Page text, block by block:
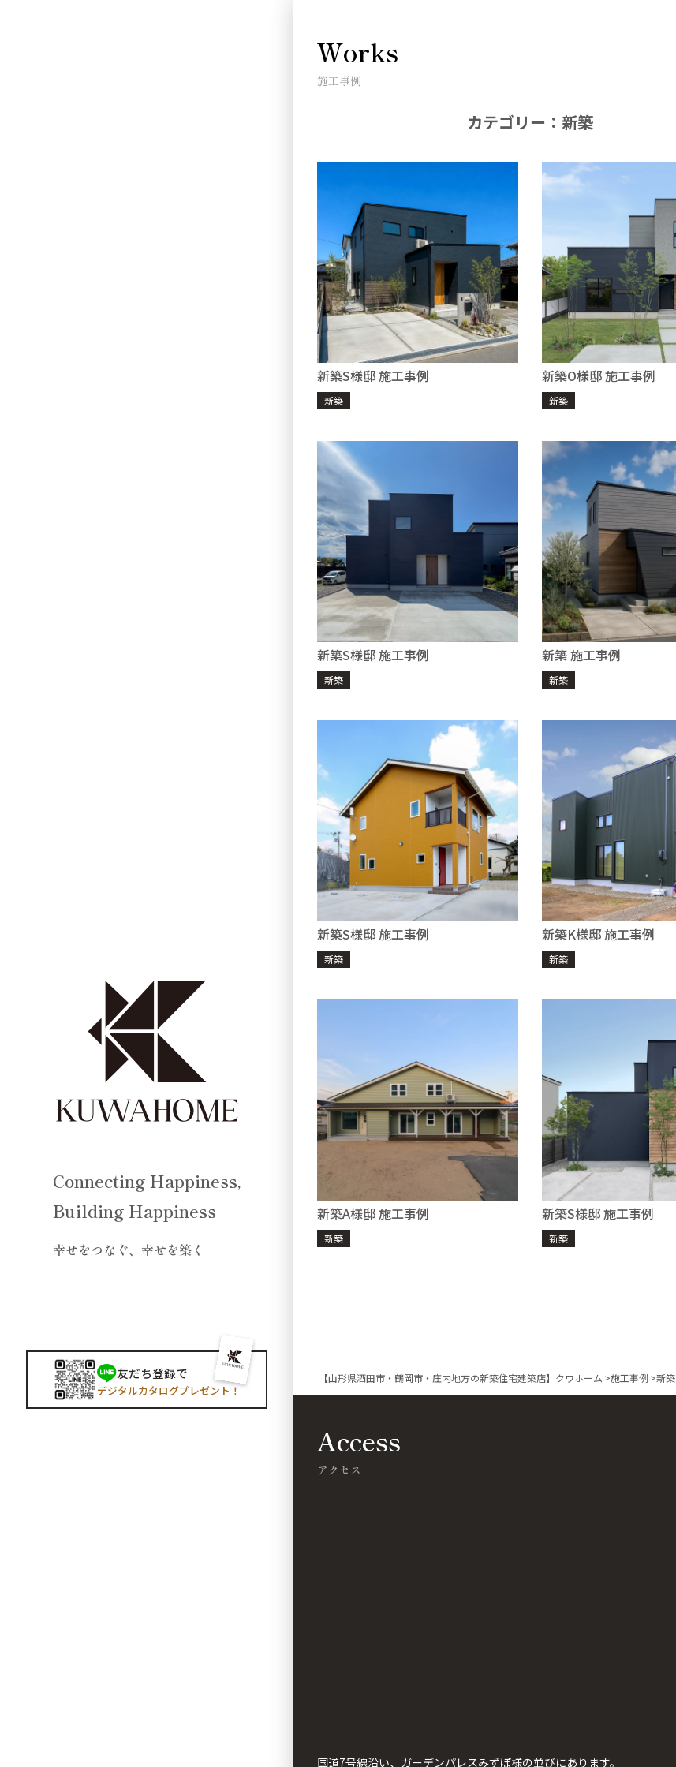
Connecting Happiness,
Building Happiness
幸せをつなぐ、幸せを築く
友だち登録で
デジタルカタログプレゼント！
Works
施工事例
カテゴリー：新築
新築S様邸 施工事例
新築
新築O様邸 施工事例
新築
新築S様邸 施工事例
新築
新築 施工事例
新築
新築S様邸 施工事例
新築
新築K様邸 施工事例
新築
新築A様邸 施工事例
新築
新築S様邸 施工事例
新築
【山形県酒田市・鶴岡市・庄内地方の新築住宅建築店】クワホーム >施工事例 >新築
Access
アクセス
国道7号線沿い、ガーデンパレスみずぼ様の並びにあります。